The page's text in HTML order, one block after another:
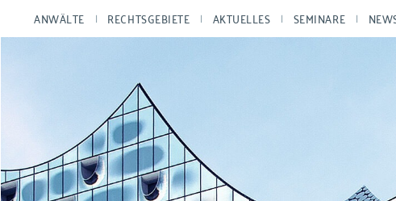
ANWÄLTE RECHTSGEBIETE AKTUELLES SEMINARE